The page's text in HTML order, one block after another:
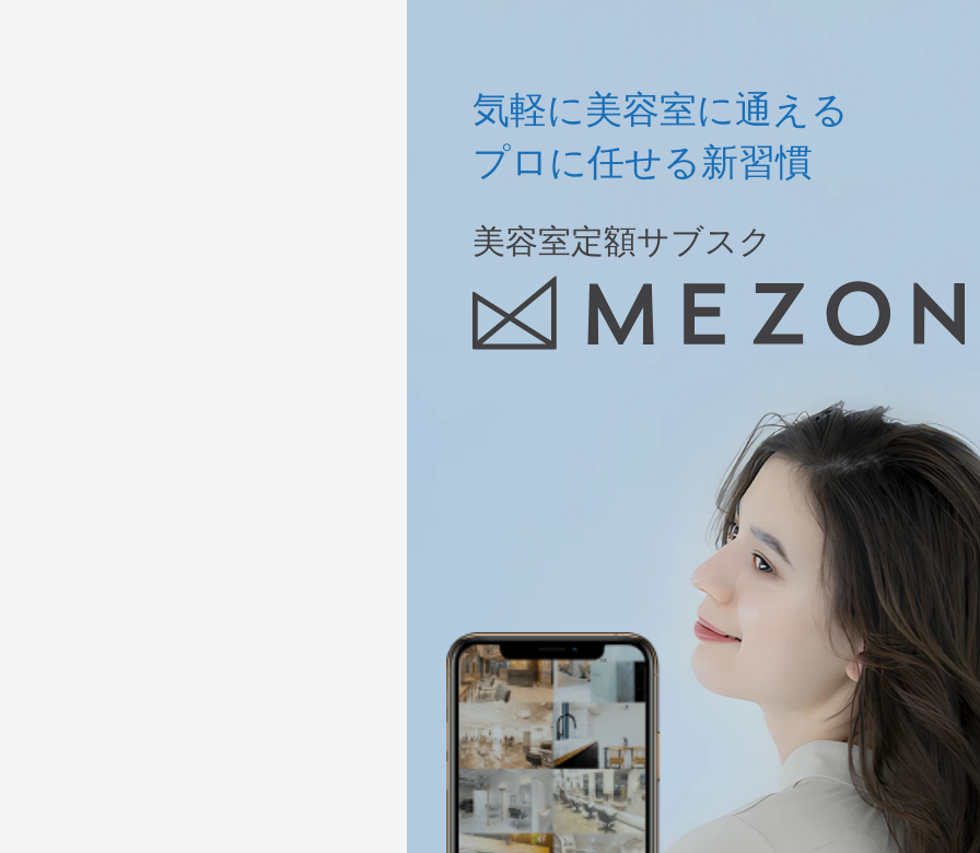
気軽に美容室に通える
プロに任せる新習慣
美容室定額サブスク